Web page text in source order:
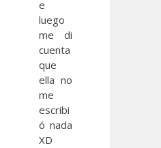
e
luego
me di
cuenta
que
ella no
me
escribi
ó nada
XD